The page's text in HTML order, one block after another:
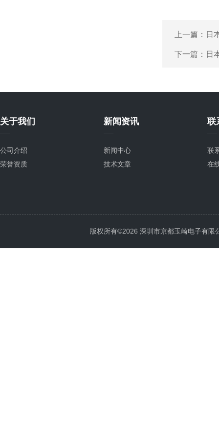
上一篇： 日
下一篇： 日
关于我们
公司介绍
荣誉资质
新闻资讯
新闻中心
技术文章
联
联
在
版权所有©2026 深圳市京都玉崎电子有